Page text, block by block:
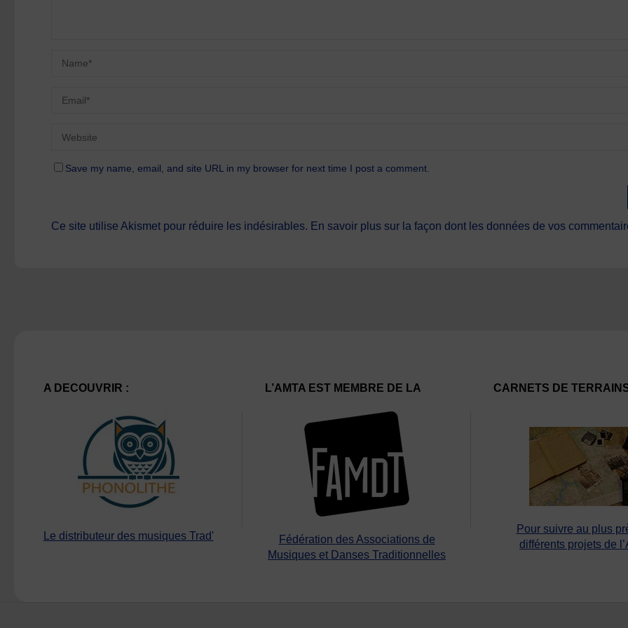
Save my name, email, and site URL in my browser for next time I post a comment.
Ce site utilise Akismet pour réduire les indésirables. En savoir plus sur la façon dont les données de vos
A DECOUVRIR :
Le distributeur des musiques Trad'
L’AMTA EST MEMBRE DE LA
Fédération des Associations de
Musiques et Danses Traditionnelles
CARNETS DE
Pour suivre au plus
différents projets de